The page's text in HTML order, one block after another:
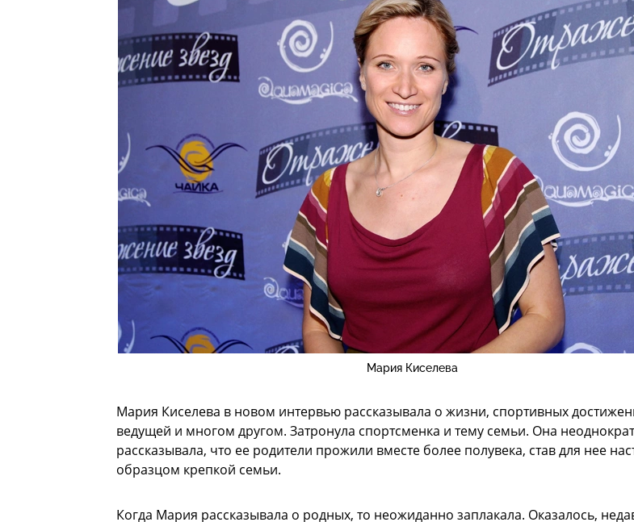
Мария Киселева
Мария Киселева в новом интервью рассказывала о жизни, спортивных
ведущей и многом другом. Затронула спортсменка и тему семьи. Она
рассказывала, что ее родители прожили вместе более полувека, став для нее
образцом крепкой семьи.
Когда Мария рассказывала о родных, то неожиданно заплакала. Оказалось,